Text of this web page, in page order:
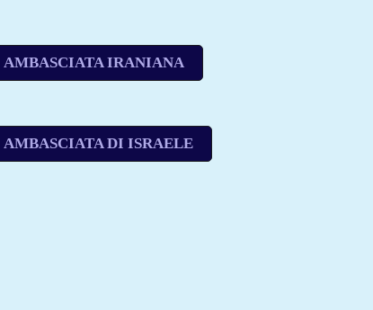
AMBASCIATA IRANIANA
AMBASCIATA DI ISRAELE